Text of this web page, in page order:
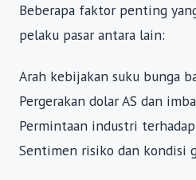
Beberapa faktor penting
pelaku pasar antara lain:
Arah kebijakan suku bunga
Pergerakan dolar AS dan
Permintaan industri
Sentimen risiko dan kondisi